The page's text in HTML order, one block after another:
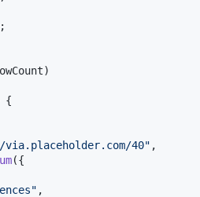
;
)
{
40" ,
({
,